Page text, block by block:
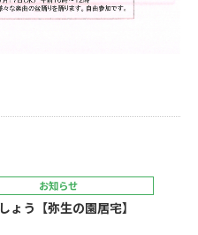
お知らせ
ょう【弥生の園居宅】